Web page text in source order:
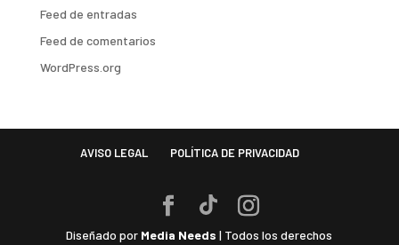
Feed de entradas
Feed de comentarios
WordPress.org
AVISO LEGAL POLÍTICA DE PRIVACIDAD
Diseñado por Media Needs | Todos los derechos